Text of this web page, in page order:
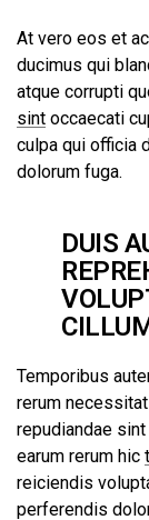
At vero eos et
ducimus qui
atque corrupti
sint occaecati
culpa qui officia
dolorum fuga.
DUIS
Temporibus
rerum
repudiandae
earum rerum hic
reiciendis
perferendis